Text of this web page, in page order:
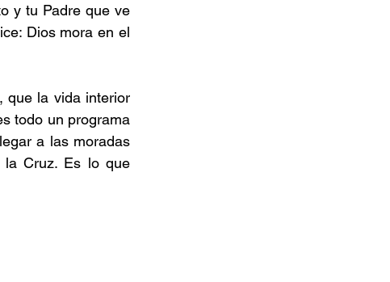
y tu Padre que ve
Dios mora en el
que la vida interior
todo un programa
a las moradas
la Cruz. Es lo que